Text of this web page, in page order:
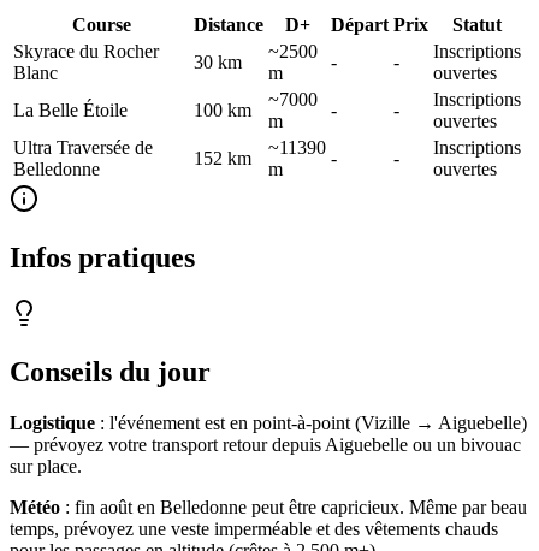
Course Distance D+ Départ Prix
Statut
Skyrace du Rocher
Blanc
30 km
~2500
m
- -
Inscriptions
ouvertes
La Belle Étoile
100 km
~7000
m
- -
Inscriptions
ouvertes
Ultra Traversée de
Belledonne
152 km
~11390
m
- -
Inscriptions
ouvertes
Infos pratiques
Conseils du jour
Logistique : l'événement est en point-à-point (Vizille → Aiguebelle)
— prévoyez votre transport retour depuis Aiguebelle ou un bivouac
sur place.
Météo : fin août en Belledonne peut être capricieux. Même par beau
temps, prévoyez une veste imperméable et des vêtements chauds